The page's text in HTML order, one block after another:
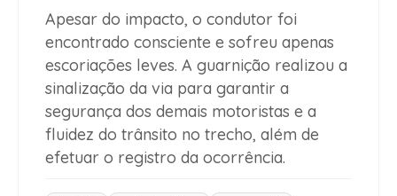
Apesar do impacto, o condutor foi
encontrado consciente e sofreu apenas
escoriações leves. A guarnição realizou a
sinalização da via para garantir a
segurança dos demais motoristas e a
fluidez do trânsito no trecho, além de
efetuar o registro da ocorrência.